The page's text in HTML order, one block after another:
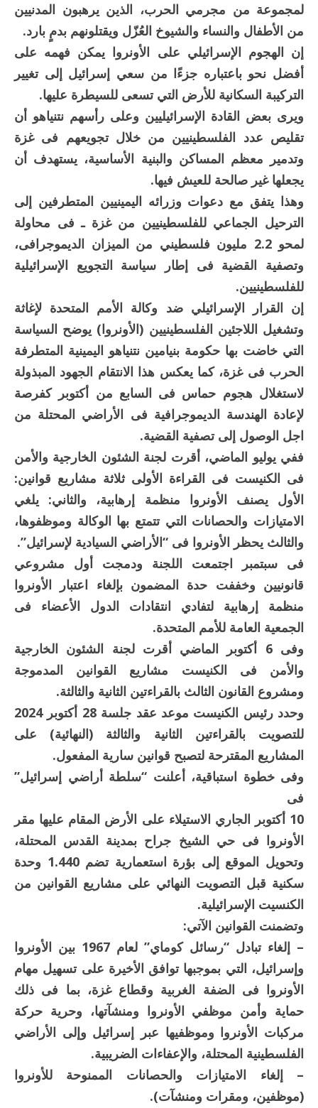
لمجموعة من مجرمي الحرب، الذين يرهبون المدنيين
من الأطفال والنساء والشيوخ العُزّل ويقتلونهم بدمٍ بارد.
إن الهجوم الإسرائيلي على الأونروا يمكن فهمه على
أفضل نحو باعتباره جزءًا من سعي إسرائيل إلى تغيير
التركيبة السكانية للأرض التي تسعى للسيطرة عليها.
ويرى بعض القادة الإسرائيليين وعلى رأسهم نتنياهو أن
تقليص عدد الفلسطينيين من خلال تجويعهم فى غزة
وتدمير معظم المساكن والبنية الأساسية، يستهدف أن
يجعلها غير صالحة للعيش فيها.
وهذا يتفق مع دعوات وزرائه اليمينيين المتطرفين إلى
الترحيل الجماعي للفلسطينيين من غزة ـ فى محاولة
لمحو 2.2 مليون فلسطيني من الميزان الديموجرافى،
وتصفية القضية فى إطار سياسة التجويع الإسرائيلية
للفلسطينيين.
إن القرار الإسرائيلي ضد وكالة الأمم المتحدة لإغاثة
وتشغيل اللاجئين الفلسطينيين (الأونروا) يوضح السياسة
التي خاضت بها حكومة بنيامين نتنياهو اليمينية المتطرفة
الحرب فى غزة، كما يعكس هذا الانتقام الجهود المبذولة
لاستغلال هجوم حماس فى السابع من أكتوبر كفرصة
لإعادة الهندسة الديموجرافية فى الأراضي المحتلة من
اجل الوصول إلى تصفية القضية.
ففي يوليو الماضي، أقرت لجنة الشئون الخارجية والأمن
فى الكنيست فى القراءة الأولى ثلاثة مشاريع قوانين:
الأول يصنف الأونروا منظمة إرهابية، والثاني: يلغي
الامتيازات والحصانات التي تتمتع بها الوكالة وموظفوها،
والثالث يحظر الأونروا فى “الأراضي السيادية لإسرائيل”.
فى سبتمبر اجتمعت اللجنة ودمجت أول مشروعي
قانونيين وخففت حدة المضمون بإلغاء اعتبار الأونروا
منظمة إرهابية لتفادي انتقادات الدول الأعضاء فى
الجمعية العامة للأمم المتحدة.
وفى 6 أكتوبر الماضي أقرت لجنة الشئون الخارجية
والأمن فى الكنيست مشاريع القوانين المدموجة
ومشروع القانون الثالث بالقراءتين الثانية والثالثة.
وحدد رئيس الكنيست موعد عقد جلسة 28 أكتوبر 2024
للتصويت بالقراءتين الثانية والثالثة (النهائية) على
المشاريع المقترحة لتصبح قوانين سارية المفعول.
وفى خطوة استباقية، أعلنت “سلطة أراضي إسرائيل”
فى
10 أكتوبر الجاري الاستيلاء على الأرض المقام عليها مقر
الأونروا فى حي الشيخ جراح بمدينة القدس المحتلة،
وتحويل الموقع إلى بؤرة استعمارية تضم 1.440 وحدة
سكنية قبل التصويت النهائي على مشاريع القوانين من
الكنسيت الإسرائيلية.
وتضمنت القوانين الآتي:
– إلغاء تبادل “رسائل كوماي” لعام 1967 بين الأونروا
وإسرائيل، التي بموجبها توافق الأخيرة على تسهيل مهام
الأونروا فى الضفة الغربية وقطاع غزة، بما فى ذلك
حماية وأمن موظفي الأونروا ومنشآتها، وحرية حركة
مركبات الأونروا وموظفيها عبر إسرائيل وإلى الأراضي
الفلسطينية المحتلة، والإعفاءات الضريبية.
– إلغاء الامتيازات والحصانات الممنوحة للأونروا
(موظفين، ومقرات ومنشآت).